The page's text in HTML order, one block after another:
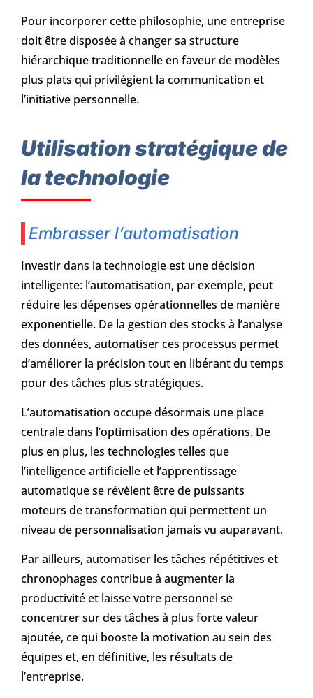
Pour incorporer cette philosophie, une entreprise
doit être disposée à changer sa structure
hiérarchique traditionnelle en faveur de modèles
plus plats qui privilégient la communication et
l’initiative personnelle.
Utilisation stratégique de
la technologie
Embrasser l’automatisation
Investir dans la technologie est une décision
intelligente: l’automatisation, par exemple, peut
réduire les dépenses opérationnelles de manière
exponentielle. De la gestion des stocks à l’analyse
des données, automatiser ces processus permet
d’améliorer la précision tout en libérant du temps
pour des tâches plus stratégiques.
L’automatisation occupe désormais une place
centrale dans l’optimisation des opérations. De
plus en plus, les technologies telles que
l’intelligence artificielle et l’apprentissage
automatique se révèlent être de puissants
moteurs de transformation qui permettent un
niveau de personnalisation jamais vu auparavant.
Par ailleurs, automatiser les tâches répétitives et
chronophages contribue à augmenter la
productivité et laisse votre personnel se
concentrer sur des tâches à plus forte valeur
ajoutée, ce qui booste la motivation au sein des
équipes et, en définitive, les résultats de
l’entreprise.